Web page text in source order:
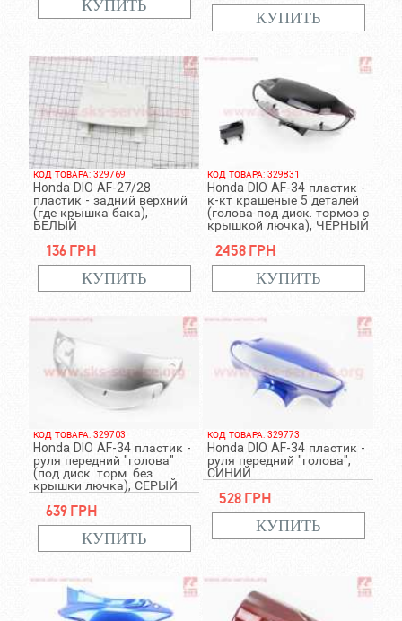
КОД ТОВАРА: 329769
Honda DIO AF-27/28
пластик - задний верхний
(где крышка бака),
БЕЛЫЙ
136 грн
КОД ТОВАРА: 329831
Honda DIO AF-34 пластик -
к-кт крашеные 5 деталей
(голова под диск. тормоз с
крышкой лючка), ЧЕРНЫЙ
2458 грн
КОД ТОВАРА: 329703
Honda DIO AF-34 пластик -
руля передний "голова"
(под диск. торм. без
крышки лючка), СЕРЫЙ
639 грн
КОД ТОВАРА: 329773
Honda DIO AF-34 пластик -
руля передний "голова",
СИНИЙ
528 грн